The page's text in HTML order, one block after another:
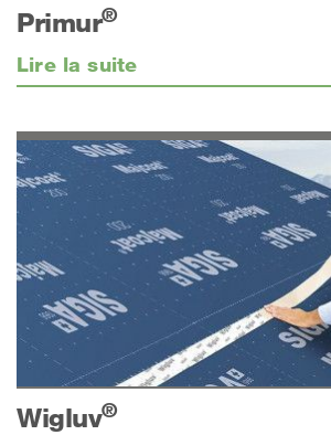
Primur®
Lire la suite
Wigluv®